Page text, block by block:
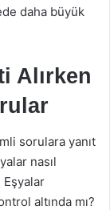
daha büyük
Alırken
sorulara yanıt
nasıl
altında mı?